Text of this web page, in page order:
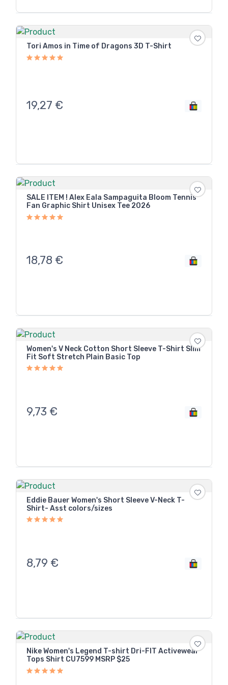
Tori Amos in Time of Dragons 3D T-Shirt
19,27 €
SALE ITEM ! Alex Eala Sampaguita Bloom Tennis
Fan Graphic Shirt Unisex Tee 2026
18,78 €
Women's V Neck Cotton Short Sleeve T-Shirt Slim
Fit Soft Stretch Plain Basic Top
9,73 €
Eddie Bauer Women's Short Sleeve V-Neck T-
Shirt- Asst colors/sizes
8,79 €
Nike Women's Legend T-shirt Dri-FIT Activewear
Tops Shirt CU7599 MSRP $25